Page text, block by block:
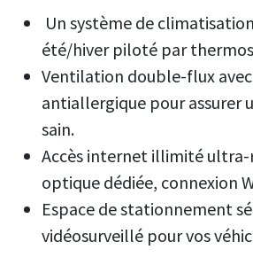
Un système de
été/hiver piloté par
Ventilation double-flux
antiallergique pour assurer
sain.
Accès internet illimité
optique dédiée, connexion
Espace de stationnement
vidéosurveillé pour vos